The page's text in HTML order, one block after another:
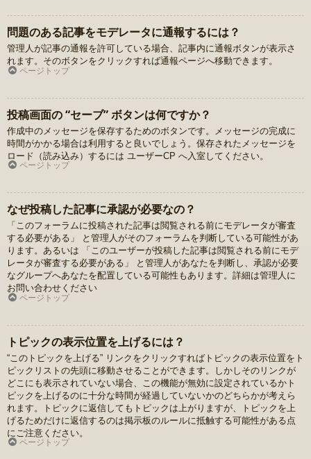
問題のある記事をモデレータに通報するには？
管理人が記事の通報を許可している場合、記事内に通報ボタンが表示さ
れます。そのボタンをクリックすれば通報ページへ移動できます。
ページトップ
投稿画面の “セーブ” ボタンは何ですか？
作成中のメッセージを保存するためのボタンです。メッセージの完成に
時間がかかる場合は利用すると良いでしょう。保存されたメッセージを
ロード（読み込み）するには ユーザーCP へ入室してください。
ページトップ
なぜ投稿した記事に承認が必要なの？
「このフォーラムに投稿された記事は閲覧される前にモデレータが審査
する必要がある」 と管理人がそのフォーラムを判断している可能性があ
ります。あるいは 「このユーザーが投稿した記事は閲覧される前にモデ
レータが審査する必要がある」 と管理人があなたを判断し、承認が必要
なグループへあなたを配置している可能性もあります。詳細は管理人に
お問い合わせください
ページトップ
トピックの表示位置を上げるには？
“このトピックを上げる” リンクをクリックすればトピックの表示位置をト
ピックリストの先頭に移動させることができます。しかしそのリンクが
どこにも表示されていない場合、この機能が無効に設定されているかト
ピックを上げるのに十分な時間が経過していないかのどちらかが考えら
れます。トピックに返信してもトピックは上がりますが、トピックを上
げるためだけに返信するのは掲示板のルールに抵触する可能性がある点
にご注意ください。
ページトップ